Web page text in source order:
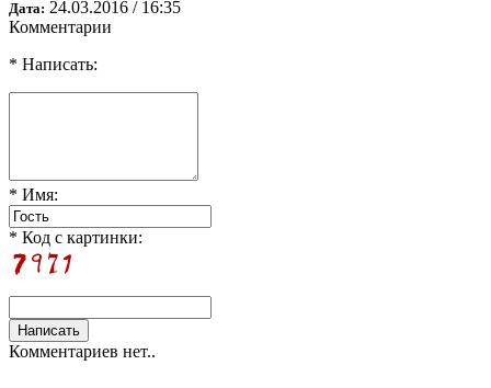
Дата: 24.03.2016 / 16:35
Комментарии
* Написать:
* Имя:
* Код с картинки:
Комментариев нет..